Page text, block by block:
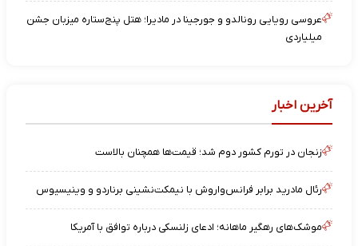
عروسی رویایی رونالدو و جورجینا در مادیرا؛ هتل پنج‌ستاره میزبان جشن
میلیاردی
آخرین اخبار
زنجان در تورم کشور دوم شد؛ قیمت‌ها همچنان بالاست
رئال مادرید برابر فرانس‌واروش با نیمکت‌نشینی برناردو و وینیسیوس
موشک‌های رهگیر ماهانه؛ ادعای زلنسکی درباره توافق با آمریکا